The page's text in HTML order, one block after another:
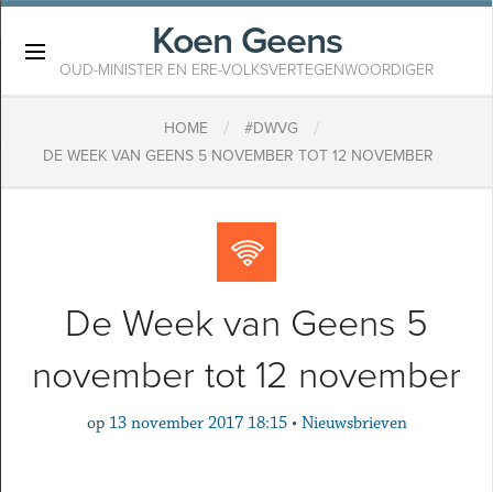
Koen Geens
OUD-MINISTER EN ERE-VOLKSVERTEGENWOORDIGER
HOME / #DWVG /
DE WEEK VAN GEENS 5 NOVEMBER TOT 12 NOVEMBER
De Week van Geens 5
november tot 12 november
op 13 november 2017 18:15 • Nieuwsbrieven